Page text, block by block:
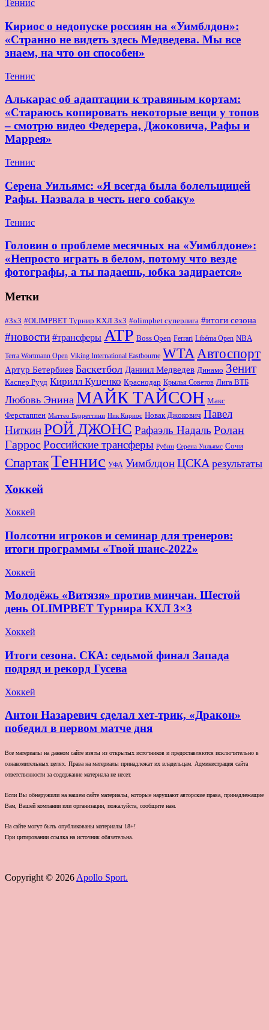
Теннис
Кириос о недопуске россиян на «Уимблдон»:
«Странно не видеть здесь Медведева. Мы все
знаем, на что он способен»
Теннис
Алькарас об адаптации к травяным кортам:
«Стараюсь копировать некоторые вещи у топов
– смотрю видео Федерера, Джоковича, Рафы и
Маррея»
Теннис
Серена Уильямс: «Я всегда была болельщицей
Рафы. Назвала в честь него собаку»
Теннис
Головин о проблеме месячных на «Уимблдоне»:
«Непросто играть в белом, потому что везде
фотографы, а ты падаешь, юбка задирается»
Метки
#3x3 #OLIMPBET Турнир КХЛ 3x3 #olimpbet суперлига #итоги сезона
#новости #трансферы ATP Boss Open Ferrari Libéma Open NBA
Terra Wortmann Open Viking International Eastbourne WTA Автоспорт
Артур Бетербиев Баскетбол Даниил Медведев Динамо Зенит
Каспер Рууд Кирилл Куценко Краснодар Крылья Советов Лига ВТБ
Любовь Энина МАЙК ТАЙСОН Макс
Ферстаппен Маттео Берреттини Ник Кириос Новак Джокович Павел
НиткинРОЙ ДЖОНС Рафаэль Надаль Ролан
Гаррос Российские трансферы Рубин Серена Уильямс Сочи
СпартакТеннис УФА УимблдонЦСКА результаты
Хоккей
Хоккей
Полсотни игроков и семинар для тренеров:
итоги программы «Твой шанс-2022»
Хоккей
Молодёжь «Витязя» против минчан. Шестой
день OLIMPBET Турнира КХЛ 3×3
Хоккей
Итоги сезона. СКА: седьмой финал Запада
подряд и рекорд Гусева
Хоккей
Антон Назаревич сделал хет-трик, «Дракон»
победил в первом матче дня
Все материалы на данном сайте взяты из открытых источников и предоставляются исключительно в
ознакомительных целях. Права на материалы принадлежат их владельцам. Администрация сайта
ответственности за содержание материала не несет.
Если Вы обнаружили на нашем сайте материалы, которые нарушают авторские права, принадлежащие
Вам, Вашей компании или организации, пожалуйста, сообщите нам.
На сайте могут быть опубликованы материалы 18+!
При цитировании ссылка на источник обязательна.
Copyright © 2026 Apollo Sport.